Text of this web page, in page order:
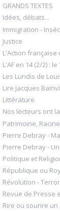
GRANDS TEXTES
Idées, débats...
Immigration -
Justice
L'Action française
L'AF en 14 (2/2) :
Les Lundis de
Lire Jacques
Littérature
Nos lecteurs ont
Patrimoine,
Pierre Debray -
Pierre Debray -
Politique et
République ou
Révolution -
Revue de Presse
Rire ou sourire un